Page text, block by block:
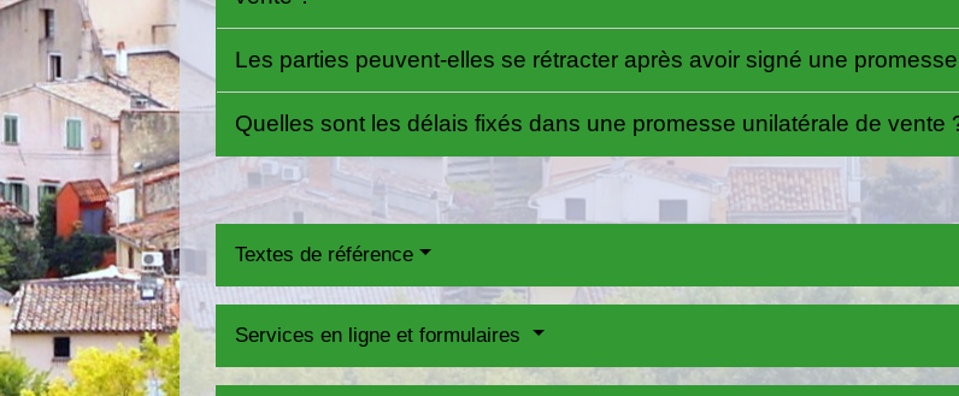
Les parties peuvent-elles se rétracter après avoir signé une
Quelles sont les délais fixés dans une promesse unilatérale de vente
Textes de référence
Services en ligne et formulaires